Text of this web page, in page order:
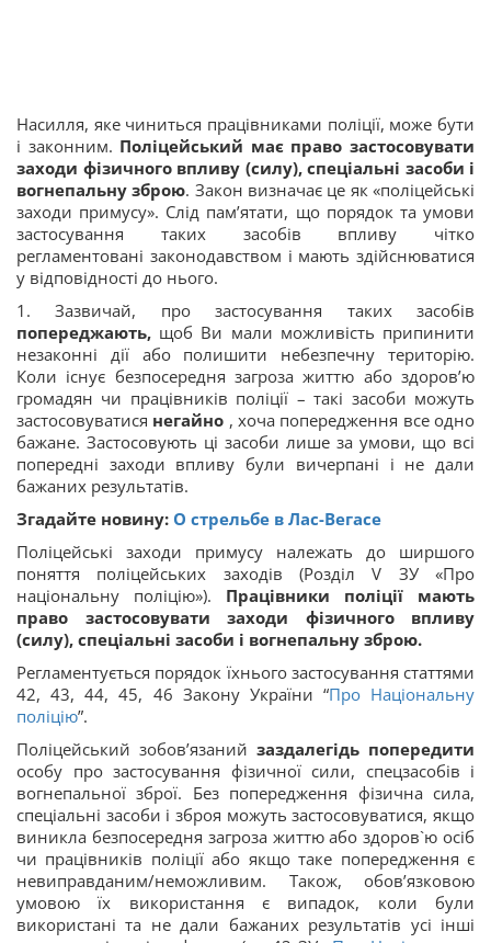
Насилля, яке чиниться працівниками поліції, може бути
і законним. Поліцейський має право застосовувати
заходи фізичного впливу (силу), спеціальні засоби і
вогнепальну зброю. Закон визначає це як «поліцейські
заходи примусу». Слід пам’ятати, що порядок та умови
застосування таких засобів впливу чітко
регламентовані законодавством і мають здійснюватися
у відповідності до нього.
1. Зазвичай, про застосування таких засобів
попереджають, щоб Ви мали можливість припинити
незаконні дії або полишити небезпечну територію.
Коли існує безпосередня загроза життю або здоров’ю
громадян чи працівників поліції – такі засоби можуть
застосовуватися негайно , хоча попередження все одно
бажане. Застосовують ці засоби лише за умови, що всі
попередні заходи впливу були вичерпані і не дали
бажаних результатів.
Згадайте новину: О стрельбе в Лас-Вегасе
Поліцейські заходи примусу належать до ширшого
поняття поліцейських заходів (Розділ V ЗУ «Про
національну поліцію»). Працівники поліції мають
право застосовувати заходи фізичного впливу
(силу), спеціальні засоби і вогнепальну зброю.
Регламентується порядок їхнього застосування статтями
42, 43, 44, 45, 46 Закону України “Про Національну
поліцію”.
Поліцейський зобов’язаний заздалегідь попередити
особу про застосування фізичної сили, спецзасобів і
вогнепальної зброї. Без попередження фізична сила,
спеціальні засоби і зброя можуть застосовуватися, якщо
виникла безпосередня загроза життю або здоров`ю осіб
чи працівників поліції або якщо таке попередження є
невиправданим/неможливим. Також, обов’язковою
умовою їх використання є випадок, коли були
використані та не дали бажаних результатів усі інші